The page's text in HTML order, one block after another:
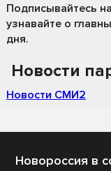
Подписывайтесь
узнавайте о
дня.
Новости
Новости СМИ2
Новороссия в